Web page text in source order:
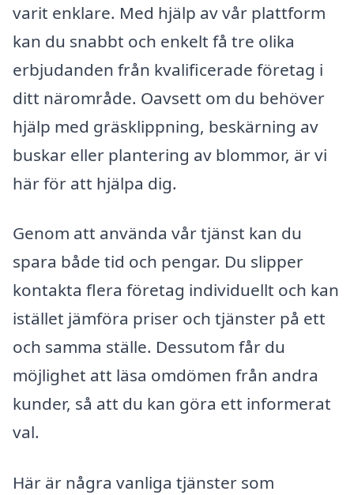
varit enklare. Med hjälp av vår plattform
kan du snabbt och enkelt få tre olika
erbjudanden från kvalificerade företag i
ditt närområde. Oavsett om du behöver
hjälp med gräsklippning, beskärning av
buskar eller plantering av blommor, är vi
här för att hjälpa dig.
Genom att använda vår tjänst kan du
spara både tid och pengar. Du slipper
kontakta flera företag individuellt och kan
istället jämföra priser och tjänster på ett
och samma ställe. Dessutom får du
möjlighet att läsa omdömen från andra
kunder, så att du kan göra ett informerat
val.
Här är några vanliga tjänster som